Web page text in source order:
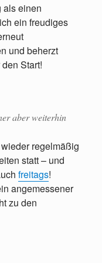
als einen
ein freudiges
und beherzt
Start!
aber weiterhin
regelmäßig
statt – und
freitags!
angemessener
zu den